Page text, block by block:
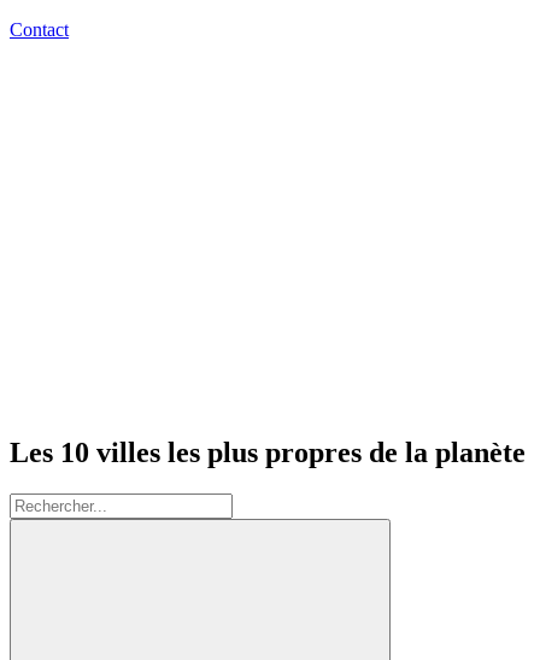
Contact
Les 10 villes les plus propres de la planète
Rechercher: